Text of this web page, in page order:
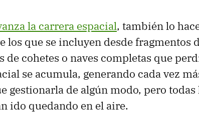
la carrera espacial, también lo
los que se incluyen desde fragmentos
de cohetes o naves completas que
se acumula, generando cada vez
gestionarla de algún modo, pero
ido quedando en el aire.